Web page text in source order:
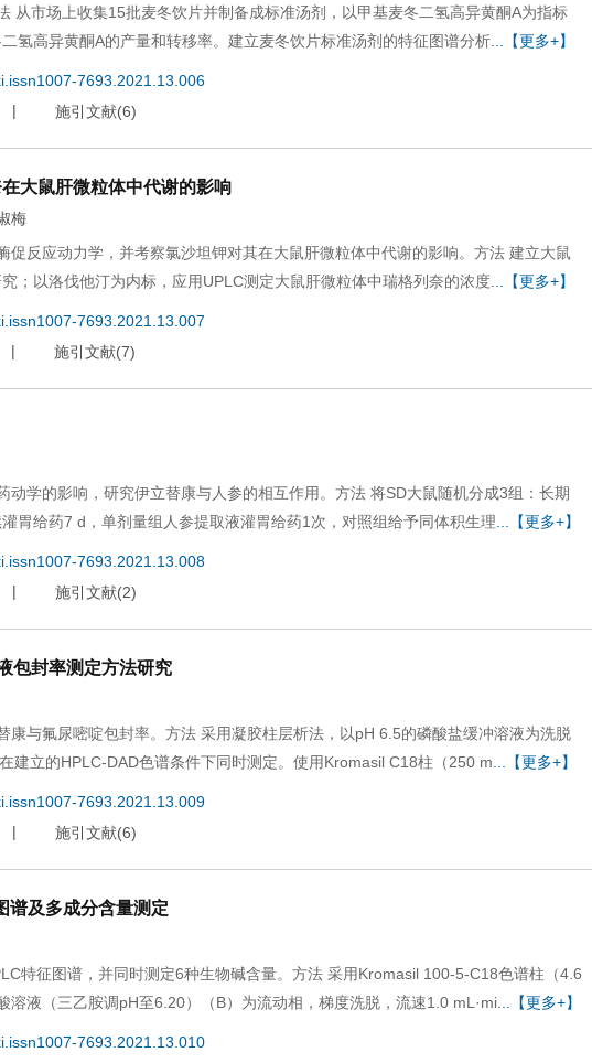
从市场上收集15批麦冬饮片并制备成标准汤剂，以甲基麦冬二氢高异黄酮A为指标
氢高异黄酮A的产量和转移率。建立麦冬饮片标准汤剂的特征图谱分析 ...【更多+】
7693.2021.13.006
施引文献(6)
大鼠肝微粒体中代谢的影响
梅
反应动力学，并考察氯沙坦钾对其在大鼠肝微粒体中代谢的影响。方法 建立大鼠
；以洛伐他汀为内标，应用UPLC测定大鼠肝微粒体中瑞格列奈的浓度 ...【更多+】
7693.2021.13.007
施引文献(7)
学的影响，研究伊立替康与人参的相互作用。方法 将SD大鼠随机分成3组：长期
胃给药7 d，单剂量组人参提取液灌胃给药1次，对照组给予同体积生理 ...【更多+】
7693.2021.13.008
施引文献(2)
包封率测定方法研究
康与氟尿嘧啶包封率。方法 采用凝胶柱层析法，以pH 6.5的磷酸盐缓冲溶液为洗脱
建立的HPLC-DAD色谱条件下同时测定。使用Kromasil C18柱（250 m ...【更多+】
7693.2021.13.009
施引文献(6)
谱及多成分含量测定
特征图谱，并同时测定6种生物碱含量。方法 采用Kromasil 100-5-C18色谱柱（4.6
液（三乙胺调pH至6.20）（B）为流动相，梯度洗脱，流速1.0 mL·mi ...【更多+】
7693.2021.13.010